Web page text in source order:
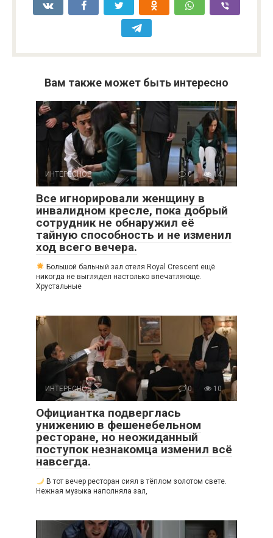
Вам также может быть интересно
ИНТЕРЕСНОЕ 0 14
Все игнорировали женщину в
инвалидном кресле, пока добрый
сотрудник не обнаружил её
тайную способность и не изменил
ход всего вечера.
Большой бальный зал отеля Royal Crescent ещё
никогда не выглядел настолько впечатляюще.
Хрустальные
ИНТЕРЕСНОЕ 0 10
Официантка подверглась
унижению в фешенебельном
ресторане, но неожиданный
поступок незнакомца изменил всё
навсегда.
В тот вечер ресторан сиял в тёплом золотом свете.
Нежная музыка наполняла зал,